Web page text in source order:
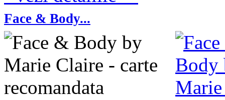
Face & Body...